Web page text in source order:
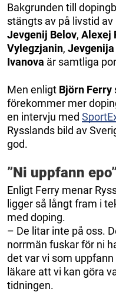
Bakgrunden till
stängts av på livstid av
Jevgenij Belov, Alexej
Vylegzjanin, Jevgenija
Ivanova är samtliga
Men enligt Björn Ferry
förekommer mer
en intervju med
Rysslands bild av
god.
”Ni uppfann epo”
Enligt Ferry menar
ligger så långt fram i
med doping.
– De litar inte på oss.
norrmän fuskar för ni
det var vi som
läkare att vi kan göra
tidningen.